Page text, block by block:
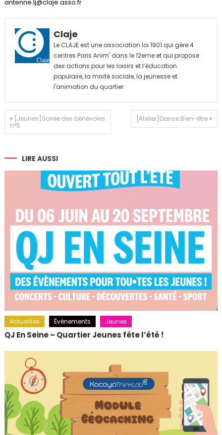
antenne.lj@claje.asso.fr
Claje
Le CLAJE est une association loi 1901 qui gère 4
centres Paris Anim' dans le 12eme et qui propose
des actions pour les loisirs et l’éducation
populaire, la mixité sociale, la jeunesse et
l'animation du quartier.
Navigation
de
l’article
[Jeunes]Soirée des bénévoles
n°5
[Atelier]Danse Bien-être
LIRE AUSSI
Actualités Événements Jeunes
QJ En Seine – Quartier Jeunes fête l’été !